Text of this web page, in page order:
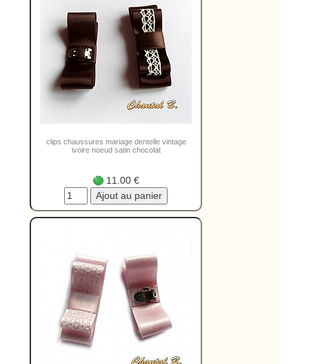
clips chaussures mariage dentelle vintage
ivoire noeud satin chocolat
11.00 €